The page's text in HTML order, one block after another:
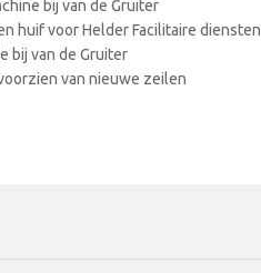
bij van de Gruiter
huif voor Helder Facilitaire diensten
bij van de Gruiter
van nieuwe zeilen